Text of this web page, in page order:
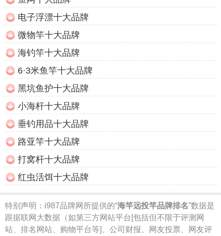
电子浮漂十大品牌
微物竿十大品牌
海钓竿十大品牌
6·3米鱼竿十大品牌
黑坑鱼护十大品牌
小海杆十大品牌
垂钓用品十大品牌
路亚竿十大品牌
打窝杆十大品牌
红虫活饵十大品牌
特别声明： i987品牌网所提供的“海竿远投竿品牌排名”数据是
跟据联网大数据（如第三方网站平台[包括但不限于评测网
站、排名网站、购物平台等]、公司财报、网友投票、网友评